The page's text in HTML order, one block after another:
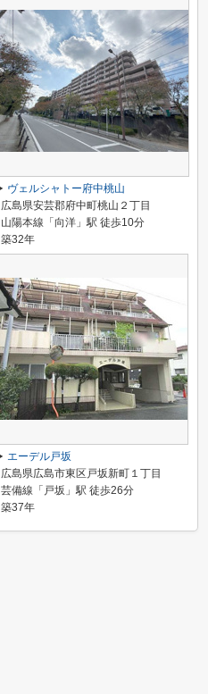
ヴェルシャトー府中桃山
広島県安芸郡府中町桃山２丁目
山陽本線「向洋」駅 徒歩10分
築32年
エーデル戸坂
広島県広島市東区戸坂新町１丁目
芸備線「戸坂」駅 徒歩26分
築37年